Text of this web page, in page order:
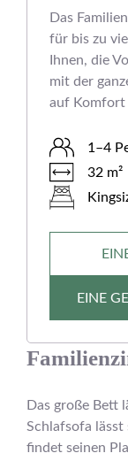
Das
für bis zu
Ihnen, die
mit der
auf Komfort
1–4
32 m²
EINE
Das große Bett
Schlafsofa lässt
findet seinen